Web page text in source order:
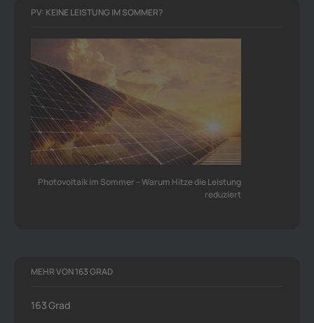
PV: KEINE LEISTUNG IM SOMMER?
Photovoltaik im Sommer – Warum Hitze die Leistung
reduziert
MEHR VON 163 GRAD
163 Grad